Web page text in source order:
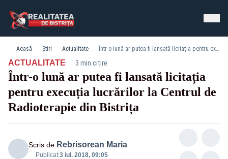
Acasă Știri Actualitate Într-o lună ar putea fi lansată licitația pentru execuția lucrărilor la Centrul de Radioterapie din Bistrița
ACTUALITATE· 3 min citire
Într-o lună ar putea fi lansată licitația
pentru execuția lucrărilor la Centrul de
Radioterapie din Bistrița
Scris de Rebrisorean Maria
Publicat:3 iul. 2018, 09:05